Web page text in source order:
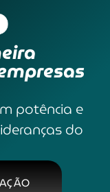
potência e
do